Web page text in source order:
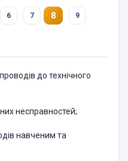
6 7 8 9
до технічного
несправностей;
навченим та